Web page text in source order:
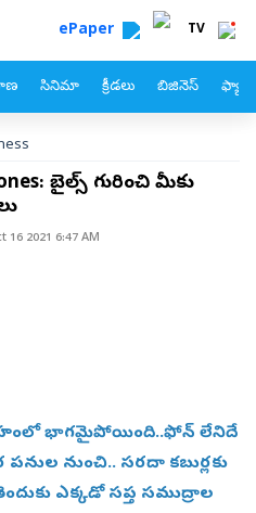
ePaper TV
సినిమా క్రీడలు బిజినెస్
మొబైల్స్‌ గురించి మీకు
16 2021 6:47 AM
భాగమైపోయింది..ఫోన్ లేనిదే
నుంచి.. సరదా కబుర్లకు
ఎక్కడో సప్త సముద్రాల